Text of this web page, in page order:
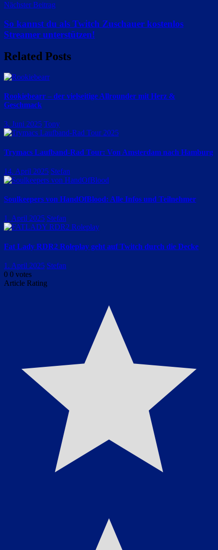
Nächster Beitrag
So kannst du als Twitch Zuschauer kostenlos
Streamer unterstützen!
Related Posts
Rookiebearr – der vielseitige Allrounder mit Herz &
Geschmack
3. Juni 2025 Tony
Trymacs Laufband-Rad Tour: Von Amsterdam nach Hamburg
14. April 2025 Stefan
Soulkeepers von HandOfBlood: Alle Infos und Teilnehmer
1. April 2025 Stefan
Fat Lady RDR2 Roleplay geht auf Twitch durch die Decke
1. April 2025 Stefan
0 0 votes
Article Rating